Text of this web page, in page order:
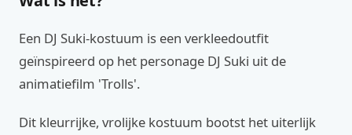
Een DJ Suki-kostuum is een verkleedoutfit
geïnspireerd op het personage DJ Suki uit de
animatiefilm 'Trolls'.
Dit kleurrijke, vrolijke kostuum bootst het uiterlijk